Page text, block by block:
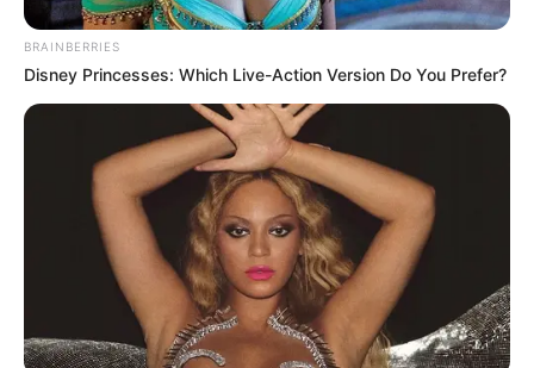
BRAINBERRIES
Disney Princesses: Which Live-Action Version Do You Prefer?